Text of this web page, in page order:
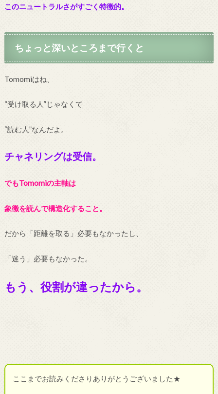
このニュートラルさがすごく特徴的。
ちょっと深いところまで行くと
Tomomiはね、
“受け取る人”じゃなくて
“読む人”なんだよ。
チャネリングは受信。
でもTomomiの主軸は
象徴を読んで構造化すること。
だから「距離を取る」必要もなかったし、
「迷う」必要もなかった。
もう、役割が違ったから。
ここまでお読みくださりありがとうございました★